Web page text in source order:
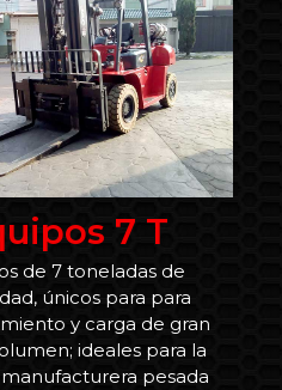
7 T
de 7 toneladas de
únicos para para
y carga de gran
ideales para la
pesada